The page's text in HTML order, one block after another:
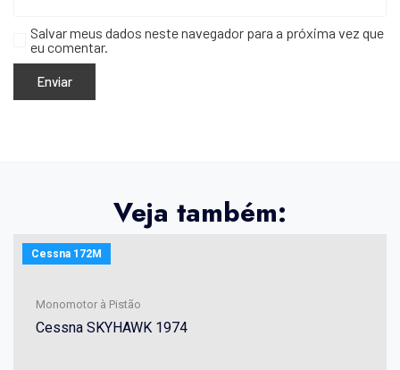
Salvar meus dados neste navegador para a próxima vez que
eu comentar.
Veja também:
Cessna 172M
Monomotor à Pistão
Cessna SKYHAWK 1974